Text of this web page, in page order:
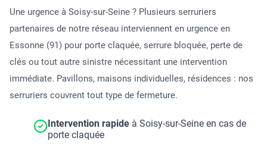
Une urgence à Soisy-sur-Seine ? Plusieurs serruriers
partenaires de notre réseau interviennent en urgence en
Essonne (91) pour porte claquée, serrure bloquée, perte de
clés ou tout autre sinistre nécessitant une intervention
immédiate. Pavillons, maisons individuelles, résidences : nos
serruriers couvrent tout type de fermeture.
Intervention rapide à Soisy-sur-Seine en cas de
porte claquée